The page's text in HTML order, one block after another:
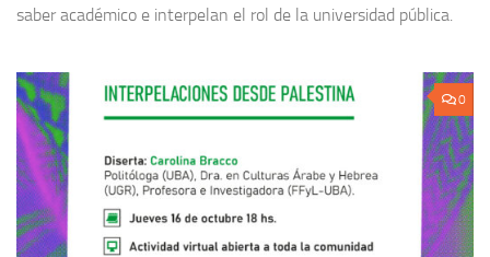
saber académico e interpelan el rol de la universidad pública.
0